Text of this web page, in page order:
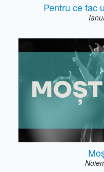
Pentru ce fac